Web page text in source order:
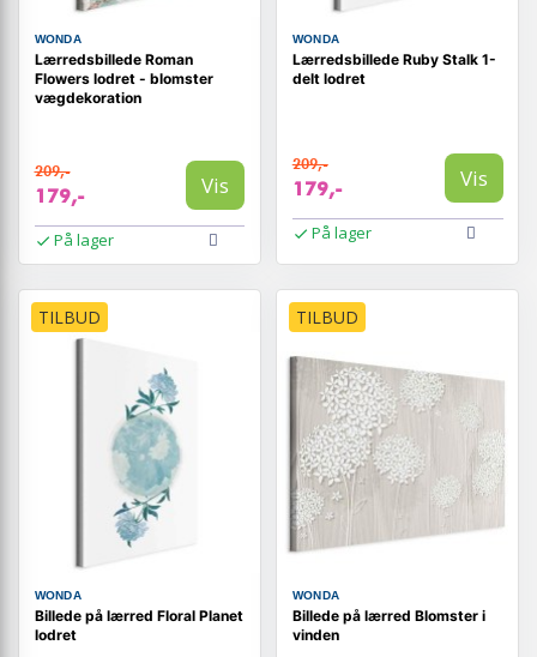
WONDA
Lærredsbillede Roman
Flowers lodret - blomster
vægdekoration
209,-
179,- Vis
På lager
WONDA
Lærredsbillede Ruby Stalk 1-
delt lodret
209,-
179,- Vis
På lager
TILBUD
WONDA
Billede på lærred Floral Planet
lodret
TILBUD
WONDA
Billede på lærred Blomster i
vinden